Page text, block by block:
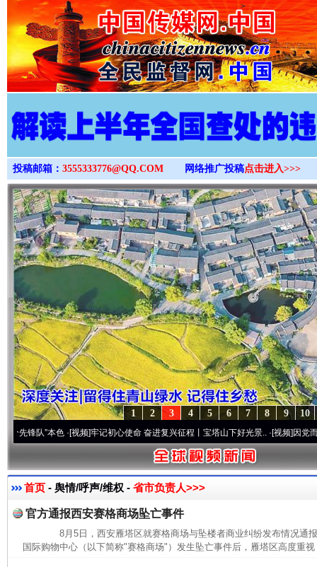
>
投稿邮箱： 3555333776@QQ.COM 网络推广投稿点击进入>>>
10
9
8
7
6
5
4
3
2
1
”本色·[视频]牢记初心使命 奋进复兴征程丨宝塔山下好光景..·[视频]因党而生 为
首页 - 舆情/呼声/维权 - 省市负责人>>>
官方通报西安赛格商场坠亡事件
8月5日，西安雁塔区就赛格商场与坠楼者商业纠纷发布情况
国际购物中心（以下简称"赛格商场"）发生坠亡事件后，雁塔区高度重